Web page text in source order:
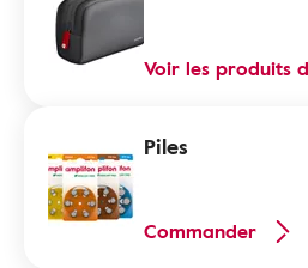
Voir les produits
Piles
Commander